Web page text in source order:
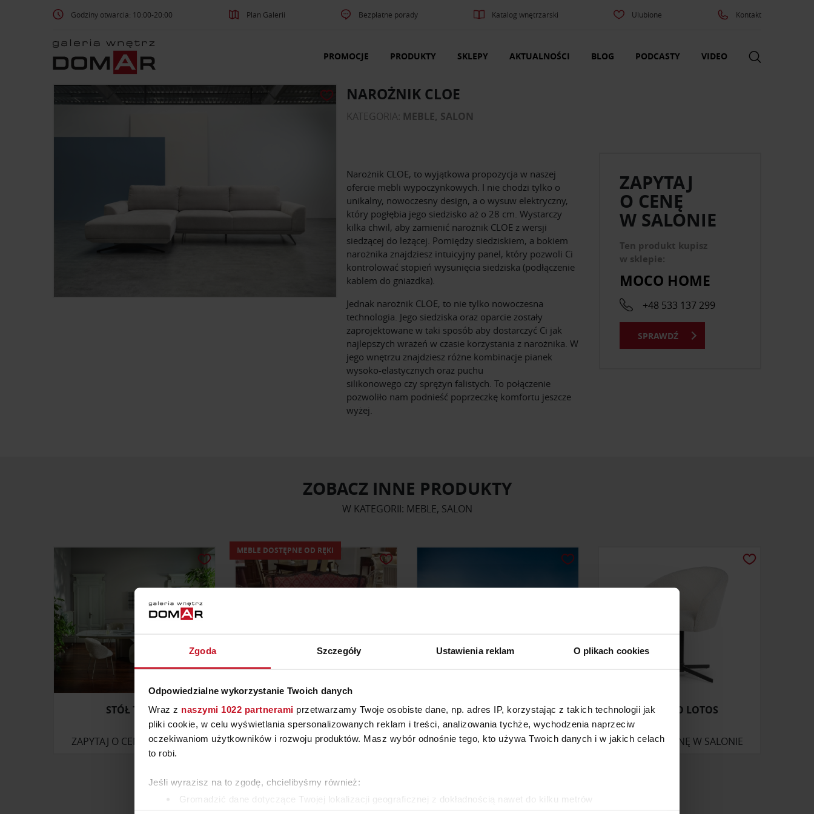
Zgoda Szczegóły Ustawienia reklam O plikach cookies
Odpowiedzialne wykorzystanie Twoich danych
Wraz z naszymi 1022 partnerami przetwarzamy Twoje osobiste dane, np. adres IP, korzystając z takich technologii jak
pliki cookie, w celu wyświetlania spersonalizowanych reklam i treści, analizowania tychże, wychodzenia naprzeciw
oczekiwaniom użytkowników i rozwoju produktów. Masz wybór odnośnie tego, kto używa Twoich danych i w jakich celach
to robi.
Jeśli wyrazisz na to zgodę, chcielibyśmy również:
Gromadzić dane dotyczące Twojej lokalizacji geograficznej z dokładnością nawet do kilku metrów
Godziny otwarcia: 10:00-20:00 Plan Galerii Bezpłatne porady Katalog wnętrzarski Ulubione Kontakt
PROMOCJE PRODUKTY SKLEPY AKTUALNOŚCI BLOG PODCASTY VIDEO
NAROŻNIK CLOE
KATEGORIA: MEBLE, SALON
Narożnik CLOE, to wyjątkowa propozycja w naszej
ofercie mebli wypoczynkowych. I nie chodzi tylko o
unikalny, nowoczesny design, a o wysuw elektryczny,
który pogłębia jego siedzisko aż o 28 cm. Wystarczy
kilka chwil, aby zamienić narożnik CLOE z wersji
siedzącej do leżącej. Pomiędzy siedziskiem, a bokiem
narożnika znajdziesz intuicyjny panel, który pozwoli Ci
kontrolować stopień wysunięcia siedziska (podłączenie
kablem do gniazdka).
Jednak narożnik CLOE, to nie tylko nowoczesna
technologia. Jego siedziska oraz oparcie zostały
zaprojektowane w taki sposób aby dostarczyć Ci jak
najlepszych wrażeń w czasie korzystania z narożnika. W
jego wnętrzu znajdziesz różne kombinacje pianek
wysoko-elastycznych oraz puchu
silikonowego czy sprężyn falistych. To połączenie
pozwoliło nam podnieść poprzeczkę komfortu jeszcze
wyżej.
ZAPYTAJ
O CENĘ
W SALONIE
Ten produkt kupisz
w sklepie:
MOCO HOME
+48 533 137 299
SPRAWDŹ
ZOBACZ INNE PRODUKTY
W KATEGORII: MEBLE, SALON
STÓŁ TWINS
ZAPYTAJ O CENĘ W SALONIE
ZESTAW 633/K
ZAPYTAJ O CENĘ W SALONIE
MEBLE DOSTĘPNE OD RĘKI
STÓŁ LOREN
ZAPYTAJ O CENĘ W SALONIE
KRZESŁO LOTOS
ZAPYTAJ O CENĘ W SALONIE
ZOBACZ WSZYSTKIE PRODUKTY